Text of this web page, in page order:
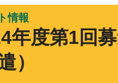
情報
年度第1回
）